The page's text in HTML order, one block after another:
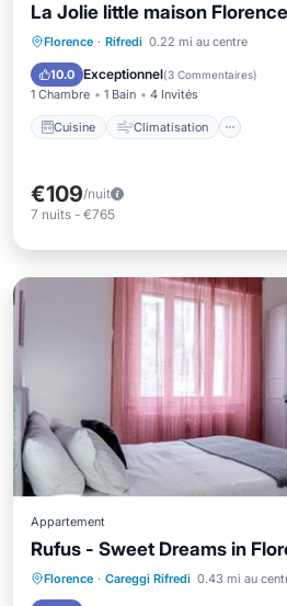
La Jolie little maison Florence
Florence · Rifredi 0.22 mi au centre
10.0 Exceptionnel(3 Commentaires)
1 Chambre 1 Bain 4 Invités
Cuisine Climatisation
Cuisine Climatisation
Blanchisserie
€109/nuit
7 nuits - €765
Appartement
Rufus - Sweet Dreams in
Florence · Careggi Rifredi 0.43 mi au
Cuisine Climatisation